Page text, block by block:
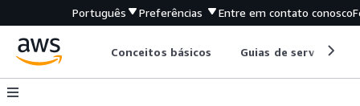
Português Preferências Entre em contato conosco
Conceitos básicos Guias de serviço